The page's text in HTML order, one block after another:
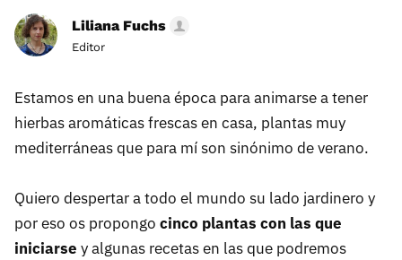
Liliana Fuchs
Editor
Estamos en una buena época para animarse a tener
hierbas aromáticas frescas en casa, plantas muy
mediterráneas que para mí son sinónimo de verano.
Quiero despertar a todo el mundo su lado jardinero y
por eso os propongo cinco plantas con las que
iniciarse y algunas recetas en las que podremos